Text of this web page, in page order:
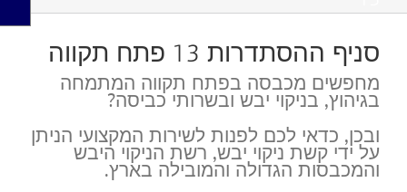
סניף ההסתדרות 13 פתח תקווה
מחפשים מכבסה בפתח תקווה המתמחה
בגיהוץ, בניקוי יבש ובשרותי כביסה?
ובכן, כדאי לכם לפנות לשירות המקצועי הניתן
על ידי קשת ניקוי יבש, רשת הניקוי היבש
והמכבסות הגדולה והמובילה בארץ.